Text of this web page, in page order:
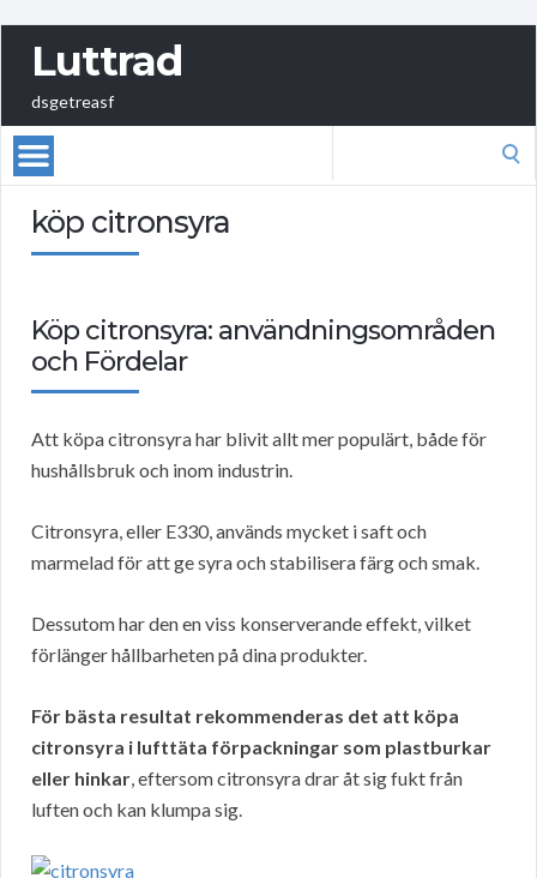
Luttrad
dsgetreasf
köp citronsyra
Köp citronsyra: användningsområden
och Fördelar
Att köpa citronsyra har blivit allt mer populärt, både för
hushållsbruk och inom industrin.
Citronsyra, eller E330, används mycket i saft och
marmelad för att ge syra och stabilisera färg och smak.
Dessutom har den en viss konserverande effekt, vilket
förlänger hållbarheten på dina produkter.
För bästa resultat rekommenderas det att köpa
citronsyra i lufttäta förpackningar som plastburkar
eller hinkar, eftersom citronsyra drar åt sig fukt från
luften och kan klumpa sig.